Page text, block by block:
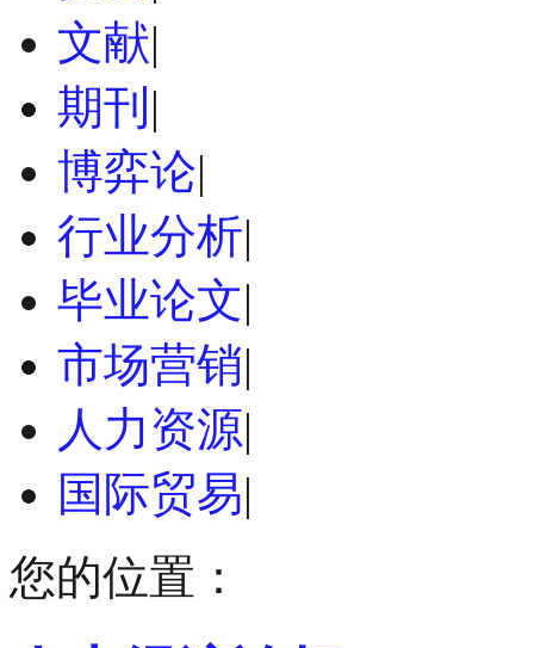
文献|
期刊 |
博弈论|
行业分析|
毕业论文|
市场营销|
人力资源|
国际贸易|
您的位置：